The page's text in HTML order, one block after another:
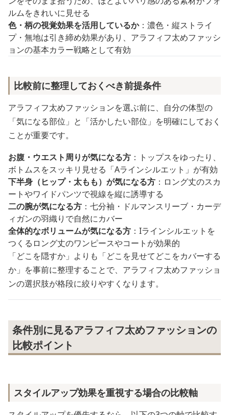
ルムをきれいに見せる
色・柄の視覚効果を活用しているか：濃色・縦ストライ
プ・無地は引き締め効果があり、アラフィフ太めファッシ
ョンの基本カラー戦略として有効
比較前に整理しておくべき前提条件
アラフィフ太めファッションを選ぶ前に、自分の体型の
「気になる部位」と「活かしたい部位」を明確にしておく
ことが重要です。
お腹・ウエスト周りが気になる方 ：トップスをゆったり、
ボトムスをスッキリ見せる「Aラインシルエット」が有効
下半身（ヒップ・太もも）が気になる方 ：ロング丈のスカ
ートやワイドパンツで視線を縦に誘導する
二の腕が気になる方 ：七分袖・ドルマンスリーブ・カーデ
ィガンの羽織りで自然にカバー
全体的なボリュームが気になる方 ：Iラインシルエットを
つくるロング丈のワンピースやコートが効果的
「どこを隠すか」よりも「どこを見せてどこをカバーする
か」を事前に整理することで、アラフィフ太めファッショ
ンの選択肢が格段に絞りやすくなります。
条件別に見るアラフィフ太めファッションの
比較ポイント
スタイルアップ効果を重視する場合の比較軸